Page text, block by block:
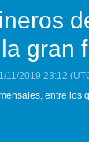
gran
11/2019 23:12
entre los